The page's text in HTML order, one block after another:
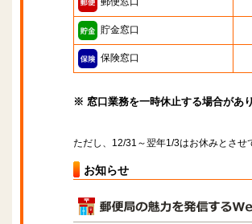
貯金窓口
保険窓口
※ 窓口業務を一時休止する場合があり
ただし、12/31～翌年1/3はお休みとさせ
お知らせ